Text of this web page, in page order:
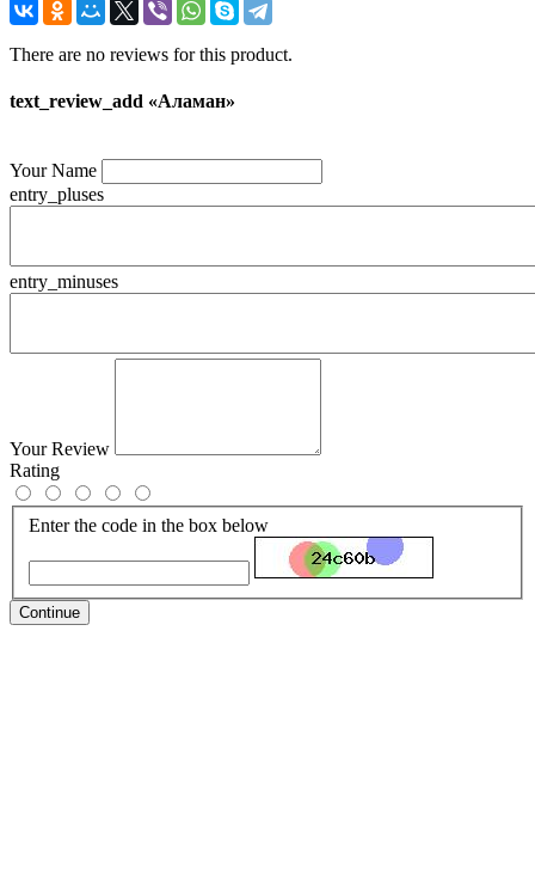
There are no reviews for this product.
text_review_add «Аламан»
Your Name
entry_pluses
entry_minuses
Your Review
Rating
Enter the code in the box below
Continue